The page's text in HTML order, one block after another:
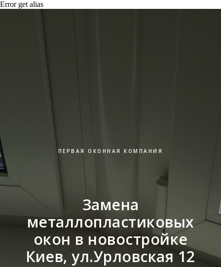
Error get alias
ПЕРВАЯ ОКОННАЯ КОМПАНИЯ
Замена
металлопластиковых
окон в новостройке
Киев, ул.Урловская 12